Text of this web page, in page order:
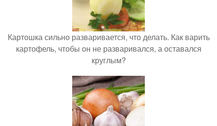
Картошка сильно разваривается, что делать. Как варить
картофель, чтобы он не разваривался, а оставался
круглым?